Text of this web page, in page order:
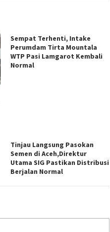
Sempat Terhenti, Intake
Perumdam Tirta Mountala
WTP Pasi Lamgarot Kembali
Normal
Tinjau Langsung Pasokan
Semen di Aceh,Direktur
Utama SIG Pastikan Distribusi
Berjalan Normal